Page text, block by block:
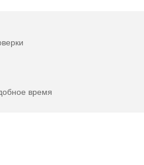
время